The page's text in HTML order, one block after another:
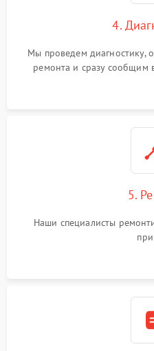
4.
Мы проведем диагностику,
ремонта и сразу сообщим
5.
Наши специалисты